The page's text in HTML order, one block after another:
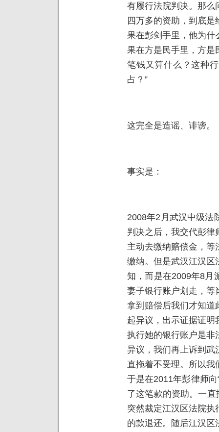
有履行法院判决。那么
四万多的资助，到底
果在彭剑手里，他为什
果在方是民手里，方是
笔钱又算什么？这种
占？”
这完全是造谣、诽谤。
事实是：
2008年2月武汉中级法
判决之后，我交代彭
主动去缴纳赔偿金，
缴纳。但是武汉江汉区
知，而是在2009年8月
妻子银行账户划走，等
拿到赔偿后我们才知道
起异议，出示证据证
执行她的银行账户是非
异议，我们再上诉到武
直拖着不受理。所以
于是在2011年彭律师
了这笔款的资助。一
突然裁定江汉区法院
的款退还。随后江汉